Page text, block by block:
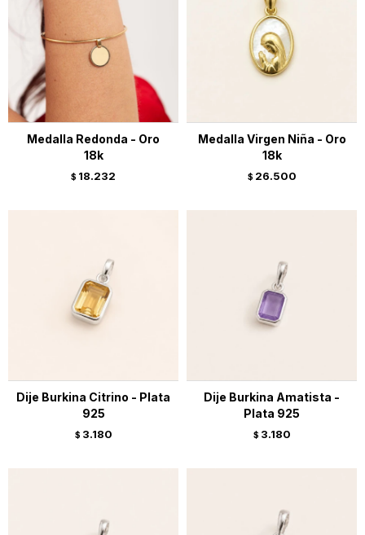
Medalla Redonda - Oro
18k
$ 18.232
Medalla Virgen Niña - Oro
18k
$ 26.500
Dije Burkina Citrino - Plata
925
$ 3.180
Dije Burkina Amatista -
Plata 925
$ 3.180